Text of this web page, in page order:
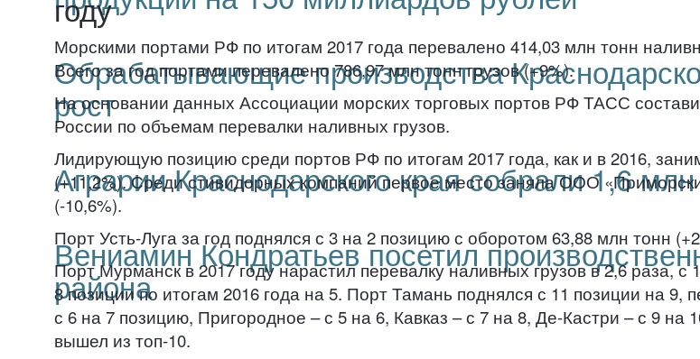
Обрабатывающие производства
рост
Аграрии Краснодарского края собрали 1,6
Вениамин Кондратьев посетил
района
Морскими портами РФ по итогам 2017 года перевалено 414,03 млн тонн
Всего за год портами перевалено 786,97 млн тонн грузов (+9%).
На основании данных Ассоциации морских торговых портов РФ ТАСС
России по объемам перевалки наливных грузов.
Лидирующую позицию среди портов РФ по итогам 2017 года, как и в 2016,
(+11,2%). Среди стивидорных компаний первое место заняла ООО
(-10,6%).
Порт Усть-Луга за год поднялся с 3 на 2 позицию с оборотом 63,88 млн тонн
Порт Мурманск в 2017 году нарастил перевалку наливных грузов в 2,6 раза, с
8 позиции по итогам 2016 года на 5. Порт Тамань поднялся с 11 позиции на 9,
с 6 на 7 позицию, Пригородное – с 5 на 6, Кавказ – с 7 на 8, Де-Кастри – с 9
вышел из топ-10.